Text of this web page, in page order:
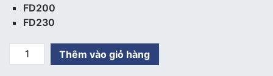
FD200
FD230
nâng
Thêm vào giỏ hàng